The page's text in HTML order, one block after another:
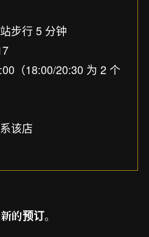
步行 5 分钟
（18:00/20:30 为 2 个
该店
的预订。